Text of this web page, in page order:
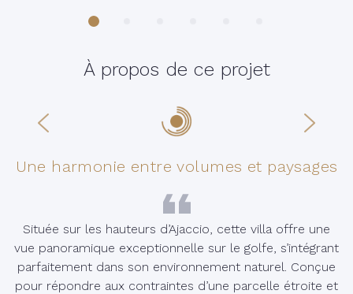
À propos de ce projet
Une harmonie entre volumes et paysages
Située sur les hauteurs d’Ajaccio, cette villa offre une
vue panoramique exceptionnelle sur le golfe, s’intégrant
parfaitement dans son environnement naturel. Conçue
pour répondre aux contraintes d’une parcelle étroite et